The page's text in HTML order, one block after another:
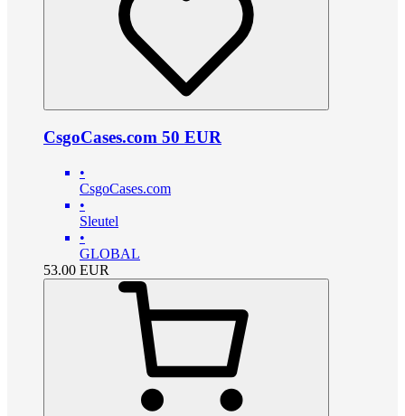
CsgoCases.com 50 EUR
•
CsgoCases.com
•
Sleutel
•
GLOBAL
53.00 EUR